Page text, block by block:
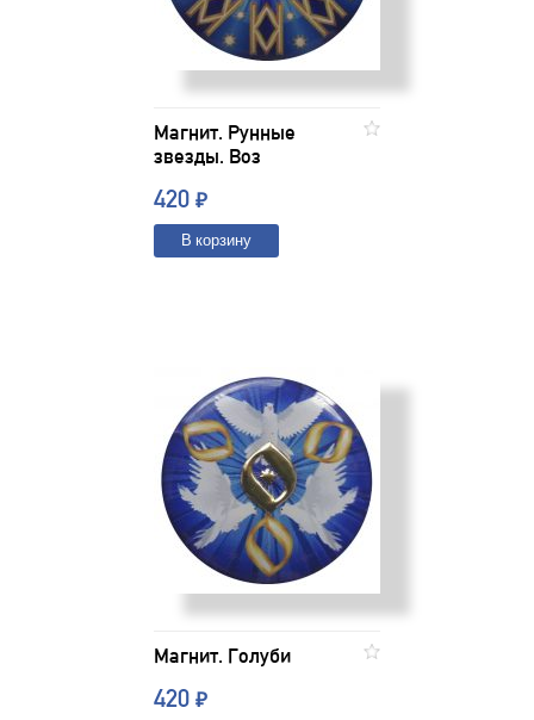
Магнит. Рунные
звезды. Воз
420 ₽
В корзину
Магнит. Голуби
420 ₽